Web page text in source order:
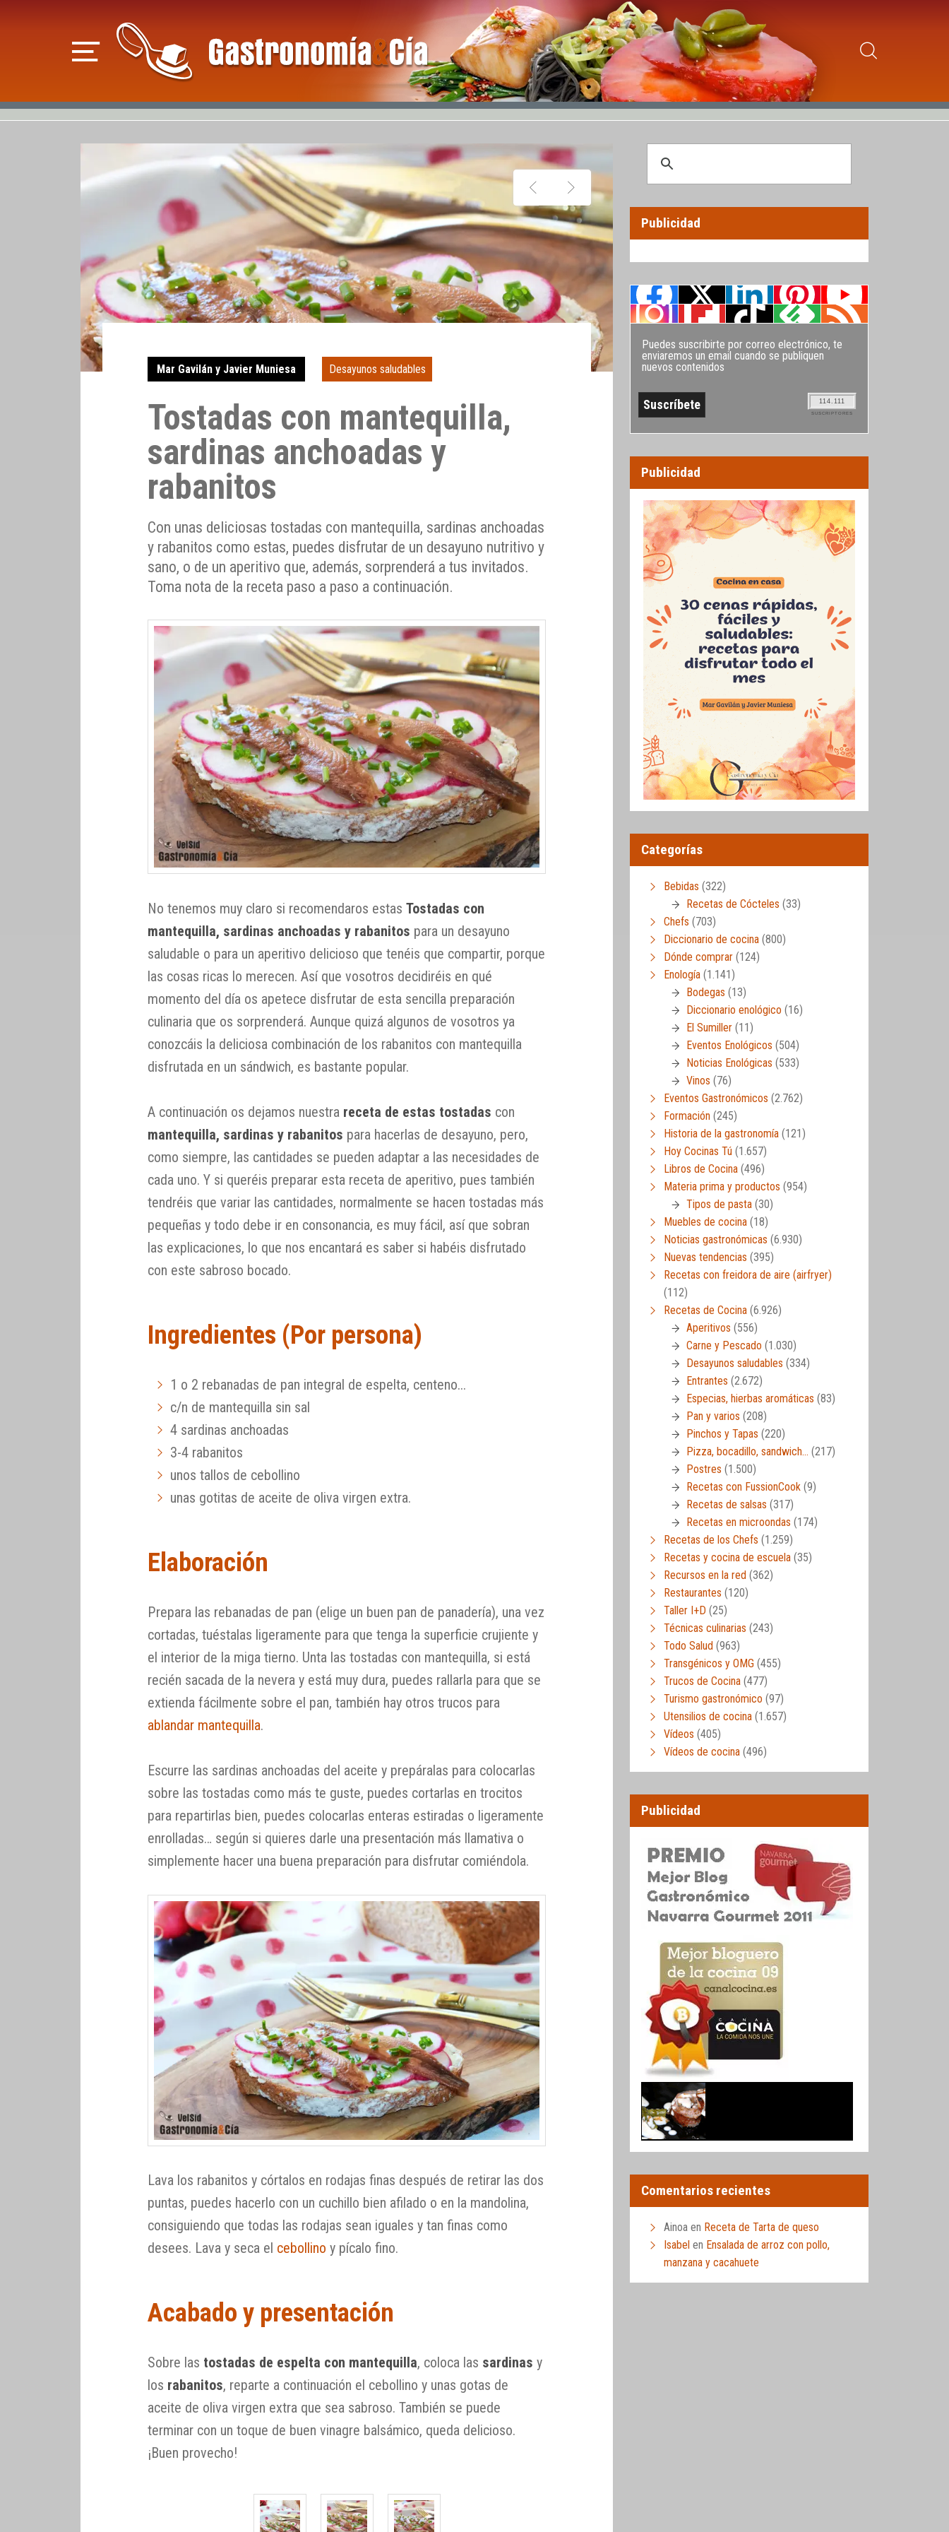
Mar Gavilán y Javier Muniesa Desayunos saludables
Tostadas con mantequilla,
sardinas anchoadas y
rabanitos
Con unas deliciosas tostadas con mantequilla, sardinas anchoadas
y rabanitos como estas, puedes disfrutar de un desayuno nutritivo y
sano, o de un aperitivo que, además, sorprenderá a tus invitados.
Toma nota de la receta paso a paso a continuación.
No tenemos muy claro si recomendaros estasTostadas con
mantequilla, sardinas anchoadas y rabanitos para un desayuno
saludable o para un aperitivo delicioso que tenéis que compartir, porque
las cosas ricas lo merecen. Así que vosotros decidiréis en qué
momento del día os apetece disfrutar de esta sencilla preparación
culinaria que os sorprenderá. Aunque quizá algunos de vosotros ya
conozcáis la deliciosa combinación de los rabanitos con mantequilla
disfrutada en un sándwich, es bastante popular.
A continuación os dejamos nuestra receta de estas tostadas con
mantequilla, sardinas y rabanitos para hacerlas de desayuno, pero,
como siempre, las cantidades se pueden adaptar a las necesidades de
cada uno. Y si queréis preparar esta receta de aperitivo, pues también
tendréis que variar las cantidades, normalmente se hacen tostadas más
pequeñas y todo debe ir en consonancia, es muy fácil, así que sobran
las explicaciones, lo que nos encantará es saber si habéis disfrutado
con este sabroso bocado.
Ingredientes (Por persona)
1 o 2 rebanadas de pan integral de espelta, centeno...
c/n de mantequilla sin sal
4 sardinas anchoadas
3-4 rabanitos
unos tallos de cebollino
unas gotitas de aceite de oliva virgen extra.
Elaboración
Prepara las rebanadas de pan (elige un buen pan de panadería), una vez
cortadas, tuéstalas ligeramente para que tenga la superficie crujiente y
el interior de la miga tierno. Unta las tostadas con mantequilla, si está
recién sacada de la nevera y está muy dura, puedes rallarla para que se
extienda fácilmente sobre el pan, también hay otros trucos para
ablandar mantequilla.
Escurre las sardinas anchoadas del aceite y prepáralas para colocarlas
sobre las tostadas como más te guste, puedes cortarlas en trocitos
para repartirlas bien, puedes colocarlas enteras estiradas o ligeramente
enrolladas… según si quieres darle una presentación más llamativa o
simplemente hacer una buena preparación para disfrutar comiéndola.
Lava los rabanitos y córtalos en rodajas finas después de retirar las dos
puntas, puedes hacerlo con un cuchillo bien afilado o en la mandolina,
consiguiendo que todas las rodajas sean iguales y tan finas como
desees. Lava y seca el cebollino y pícalo fino.
Acabado y presentación
Sobre las tostadas de espelta con mantequilla, coloca las sardinas y
los rabanitos, reparte a continuación el cebollino y unas gotas de
aceite de oliva virgen extra que sea sabroso. También se puede
terminar con un toque de buen vinagre balsámico, queda delicioso.
¡Buen provecho!
Publicidad
Puedes suscribirte por correo electrónico, te
enviaremos un email cuando se publiquen
nuevos contenidos
114.111
SUSCRIPTORES
Publicidad
Categorías
Bebidas (322)
Recetas de Cócteles (33)
Chefs (703)
Diccionario de cocina (800)
Dónde comprar (124)
Enología (1.141)
Bodegas (13)
Diccionario enológico (16)
El Sumiller (11)
Eventos Enológicos (504)
Noticias Enológicas (533)
Vinos (76)
Eventos Gastronómicos (2.762)
Formación (245)
Historia de la gastronomía (121)
Hoy Cocinas Tú (1.657)
Libros de Cocina (496)
Materia prima y productos (954)
Tipos de pasta (30)
Muebles de cocina (18)
Noticias gastronómicas (6.930)
Nuevas tendencias (395)
Recetas con freidora de aire (airfryer)
(112)
Recetas de Cocina (6.926)
Aperitivos (556)
Carne y Pescado (1.030)
Desayunos saludables (334)
Entrantes (2.672)
Especias, hierbas aromáticas (83)
Pan y varios (208)
Pinchos y Tapas (220)
Pizza, bocadillo, sandwich… (217)
Postres (1.500)
Recetas con FussionCook (9)
Recetas de salsas (317)
Recetas en microondas (174)
Recetas de los Chefs (1.259)
Recetas y cocina de escuela (35)
Recursos en la red (362)
Restaurantes (120)
Taller I+D (25)
Técnicas culinarias (243)
Todo Salud (963)
Transgénicos y OMG (455)
Trucos de Cocina (477)
Turismo gastronómico (97)
Utensilios de cocina (1.657)
Vídeos (405)
Vídeos de cocina (496)
Publicidad
Comentarios recientes
Ainoa en Receta de Tarta de queso
Isabel en Ensalada de arroz con pollo,
manzana y cacahuete